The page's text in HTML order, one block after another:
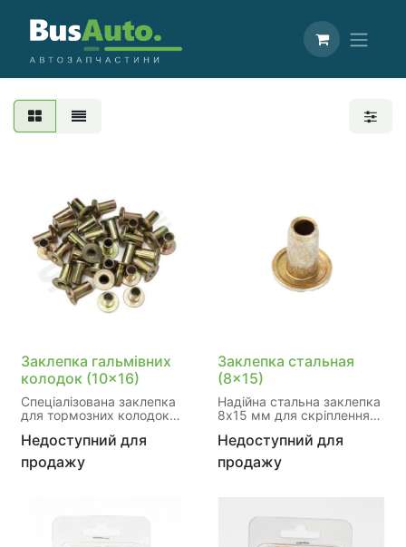
Заклепка гальмівних
колодок (10x16)
Спеціалізована заклепка
для тормозних колодок
Забезпечує надійне
кріплення фрикційного
матеріалу до металевої
гальмування. Необхідна
для безпечної експлуатації
Недоступний для
продажу
Заклепка стальная
(8x15)
Надійна стальна заклепка
8х15 мм для скріплення
автомобіля.
Використовується при
ремонті кузова, крил та
Дешевий та ефективний
рішення для
Недоступний для
продажу